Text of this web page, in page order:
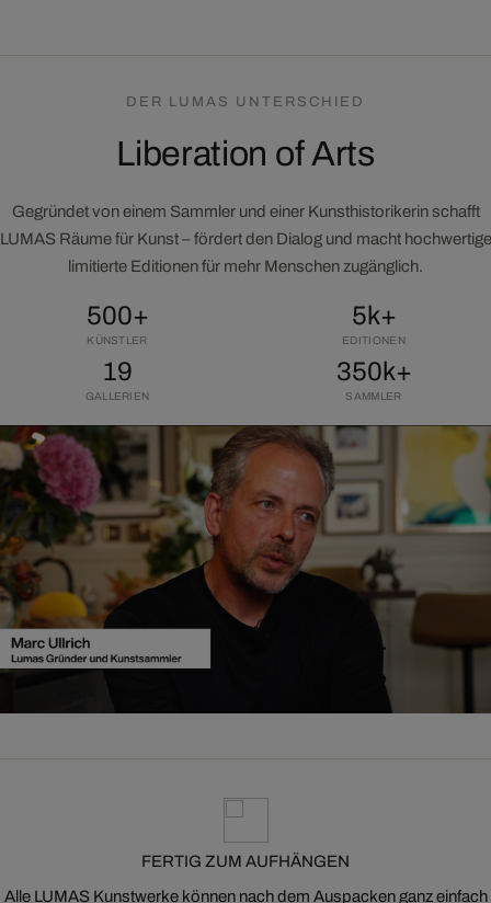
DER LUMAS UNTERSCHIED
Liberation of Arts
Gegründet von einem Sammler und einer Kunsthistorikerin schafft
LUMAS Räume für Kunst – fördert den Dialog und macht hochwertige
limitierte Editionen für mehr Menschen zugänglich.
500+
KÜNSTLER
5k+
EDITIONEN
19
GALLERIEN
350k+
SAMMLER
FERTIG ZUM AUFHÄNGEN
Alle LUMAS Kunstwerke können nach dem Auspacken ganz einfach